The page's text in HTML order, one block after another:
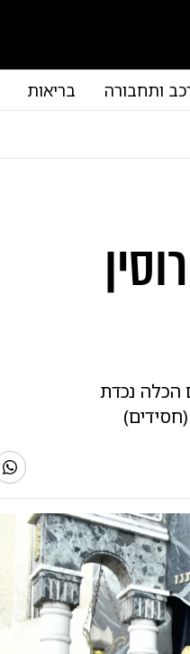
ותחבורה בריאות
הכלה נכדת